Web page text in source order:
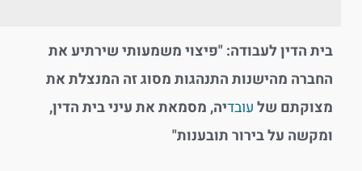
בית הדין לעבודה: "פיצוי משמעותי שירתיע את
החברה מהישנות התנהגות מסוג זה המנצלת את
מצוקתם שלעובדיה, מסמאת את עיני בית הדין,
ומקשה על בירור תובענות"